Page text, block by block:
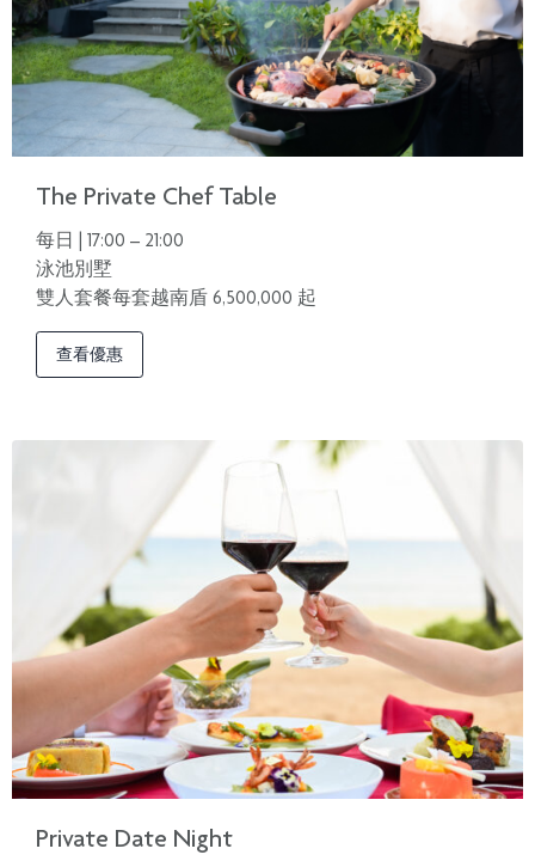
The Private Chef Table
每日 | 17:00 – 21:00
泳池別墅
雙人套餐每套越南盾 6,500,000 起
查看優惠
Private Date Night